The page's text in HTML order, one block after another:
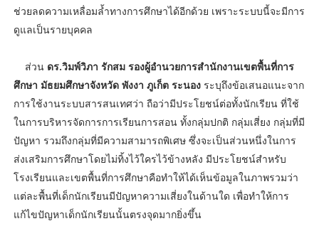
ช่วยลดความเหลื่อมล้ำทางการศึกษาได้อีกด้วย เพราะระบบนี้จะมีการ
ดูแลเป็นรายบุคคล
ส่วน ดร.วิมพ์วิภา รักสม รองผู้อำนวยการสำนักงานเขตพื้นที่การ
ศึกษา มัธยมศึกษาจังหวัด พังงา ภูเก็ต ระนองระบุถึงข้อเสนอแนะจาก
การใช้งานระบบสารสนเทศว่า ถือว่ามีประโยชน์ต่อทั้งนักเรียน ที่ใช้
ในการบริหารจัดการการเรียนการสอน ทั้งกลุ่มปกติ กลุ่มเสี่ยง กลุ่มที่มี
ปัญหา รวมถึงกลุ่มที่มีความสามารถพิเศษ ซึ่งจะเป็นส่วนหนึ่งในการ
ส่งเสริมการศึกษาโดยไม่ทิ้งไว้ใครไว้ข้างหลัง มีประโยชน์สำหรับ
โรงเรียนและเขตพื้นที่การศึกษาคือทำให้ได้เห็นข้อมูลในภาพรวมว่า
แต่ละพื้นที่เด็กนักเรียนมีปัญหาความเสี่ยงในด้านใด เพื่อทำให้การ
แก้ไขปัญหาเด็กนักเรียนนั้นตรงจุดมากยิ่งขึ้น